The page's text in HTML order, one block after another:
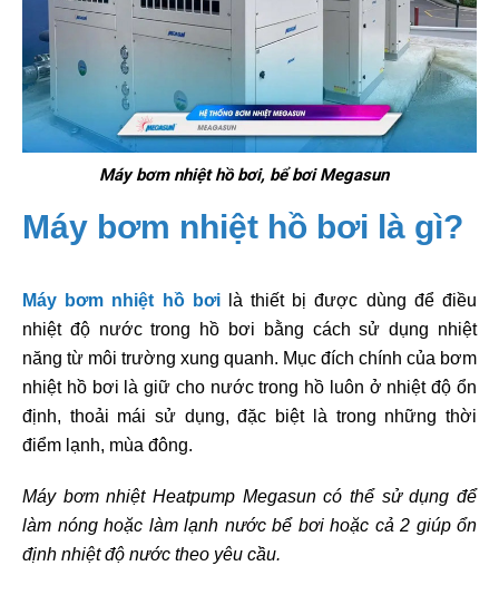
Máy bơm nhiệt hồ bơi, bể bơi Megasun
Máy bơm nhiệt hồ bơi là gì?
Máy bơm nhiệt hồ bơilà thiết bị được dùng để điều
nhiệt độ nước trong hồ bơi bằng cách sử dụng nhiệt
năng từ môi trường xung quanh. Mục đích chính của bơm
nhiệt hồ bơi là giữ cho nước trong hồ luôn ở nhiệt độ ổn
định, thoải mái sử dụng, đặc biệt là trong những thời
điểm lạnh, mùa đông.
Máy bơm nhiệt Heatpump Megasun có thể sử dụng để
làm nóng hoặc làm lạnh nước bể bơi hoặc cả 2 giúp ổn
định nhiệt độ nước theo yêu cầu.